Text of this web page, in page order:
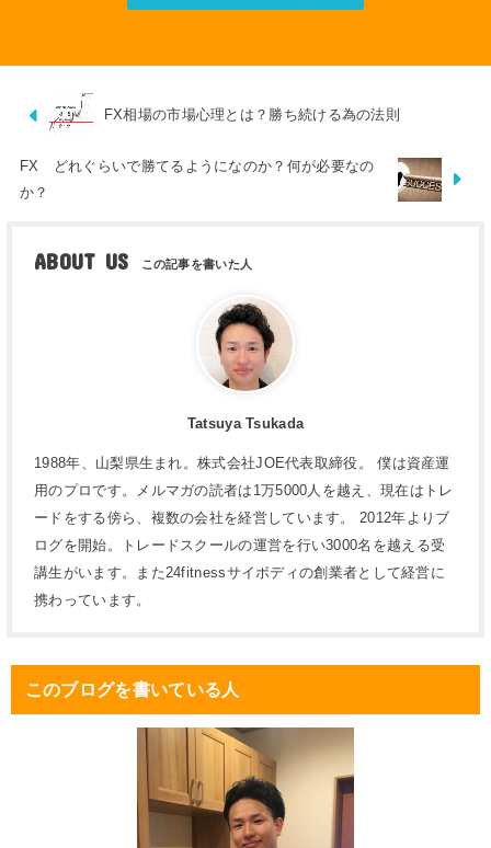
FX相場の市場心理とは？勝ち続ける為の法則
FX どれぐらいで勝てるようになのか？何が必要なの
か？
ABOUT US
Tatsuya Tsukada
1988年、山梨県生まれ。株式会社JOE代表取締役。 僕は資産運
用のプロです。メルマガの読者は1万5000人を越え、現在はトレ
ードをする傍ら、複数の会社を経営しています。 2012年よりブ
ログを開始。トレードスクールの運営を行い3000名を越える受
講生がいます。また24fitnessサイボディの創業者として経営に
携わっています。
このブログを書いている人